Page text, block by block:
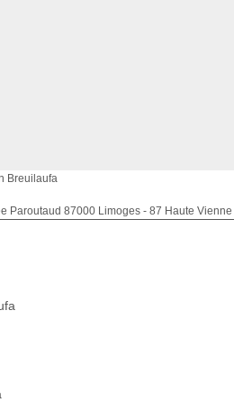
Breuilaufa
Paroutaud 87000 Limoges - 87 Haute Vienne